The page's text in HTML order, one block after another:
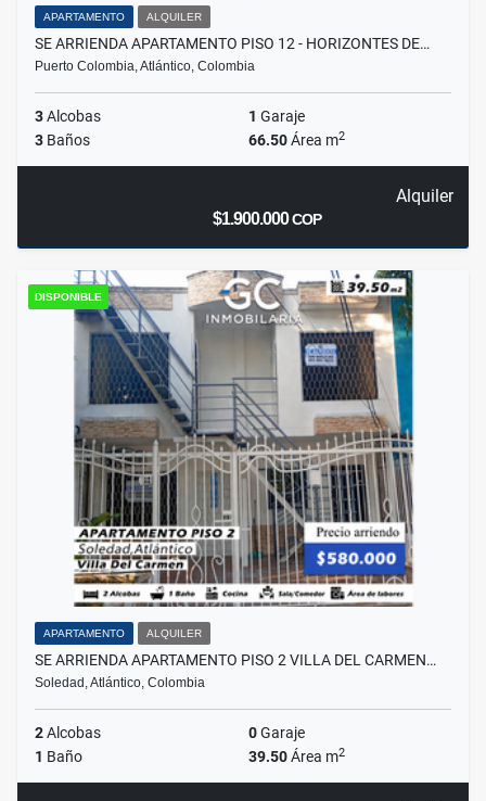
APARTAMENTO ALQUILER
SE ARRIENDA APARTAMENTO PISO 12 - HORIZONTES DE…
Puerto Colombia, Atlántico, Colombia
3Alcobas 1 Garaje
3 Baños 66.50Área m2
Alquiler
$1.900.000COP
DISPONIBLE
APARTAMENTO ALQUILER
SE ARRIENDA APARTAMENTO PISO 2 VILLA DEL CARMEN…
Soledad, Atlántico, Colombia
2Alcobas 0Garaje
1 Baño 39.50Área m2